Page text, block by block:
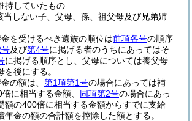
持していたもの
当しない子、父母、孫、祖父母及び兄弟姉
を受けるべき遺族の順位は前項各号の順序
及び第4号に掲げる者のうちにあってはそ
に掲げる順序とし、父母については養父母
後にする。
の額は、 第1項第1号の場合にあっては補
に相当する金額、 同項第2号の場合にあっ
額の400倍に相当する金額からすでに支給
年金の額の合計額を控除した額とする。